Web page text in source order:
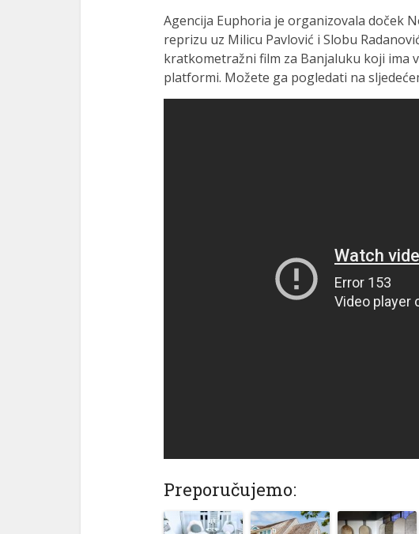
Agencija Euphoria je organizovala doček
reprizu uz Milicu Pavlović i Slobu
kratkometražni film za Banjaluku koji ima
platformi. Možete ga pogledati na
Preporučujemo: